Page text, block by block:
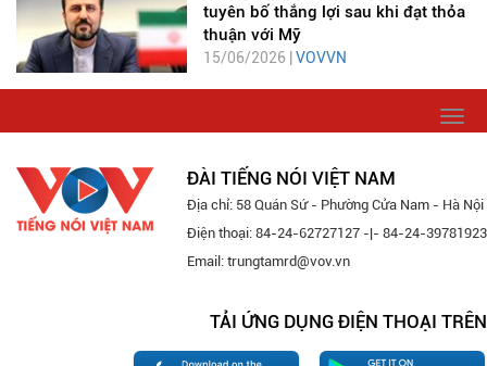
tuyên bố thắng lợi sau khi đạt thỏa
thuận với Mỹ
15/06/2026 |VOVVN
ĐÀI TIẾNG NÓI VIỆT NAM
Địa chỉ: 58 Quán Sứ - Phường Cửa Nam - Hà Nội
Điện thoại: 84-24-62727127 -|- 84-24-39781923
Email: trungtamrd@vov.vn
TẢI ỨNG DỤNG ĐIỆN THOẠI TRÊN